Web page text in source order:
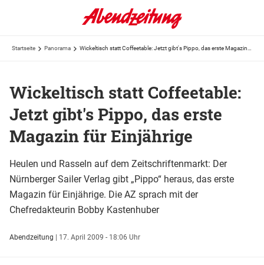
Startseite Panorama
Wickeltisch statt Coffeetable:
Jetzt gibt's Pippo, das erste
Magazin für Einjährige
Heulen und Rasseln auf dem Zeitschriftenmarkt: Der
Nürnberger Sailer Verlag gibt „Pippo“ heraus, das erste
Magazin für Einjährige. Die AZ sprach mit der
Chefredakteurin Bobby Kastenhuber
Abendzeitung | 17. April 2009 - 18:06 Uhr